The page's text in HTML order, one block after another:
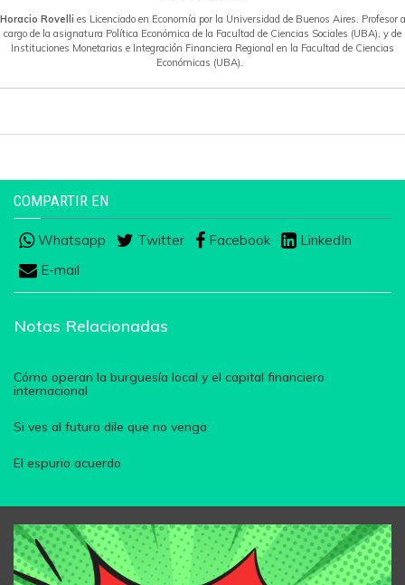
Horacio Rovelli es Licenciado en Economía por la Universidad de Buenos Aires. Profesor a
cargo de la asignatura Política Económica de la Facultad de Ciencias Sociales (UBA), y de
Instituciones Monetarias e Integración Financiera Regional en la Facultad de Ciencias
Económicas (UBA).
COMPARTIR EN
Whatsapp Twitter Facebook
LinkedIn
E-mail
Notas Relacionadas
Cómo operan la burguesía local y el capital financiero
internacional
Si ves al futuro dile que no venga
El espurio acuerdo